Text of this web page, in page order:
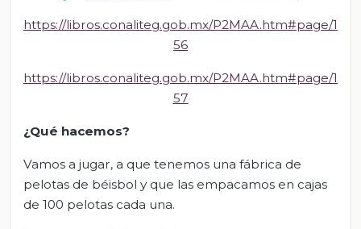
https://libros.conaliteg.gob.mx/P2MAA.htm#page/1
56
https://libros.conaliteg.gob.mx/P2MAA.htm#page/1
57
¿Qué hacemos?
Vamos a jugar, a que tenemos una fábrica de
pelotas de béisbol y que las empacamos en cajas
de 100 pelotas cada una.